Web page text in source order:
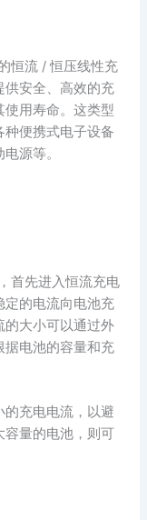
恒流 / 恒压线性充
供安全、高效的充
使用寿命。这类型
种便携式电子设备
源等。
首先进入恒流充电
定的电流向电池充
的大小可以通过外
据电池的容量和充
充电电流，以避
容量的电池，则可